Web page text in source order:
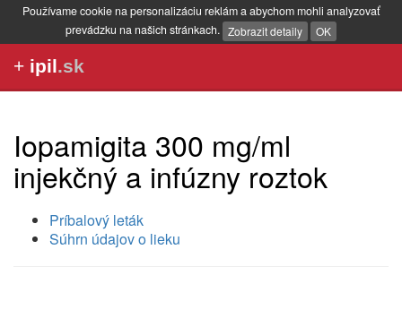
Používame cookie na personalizáciu reklám a abychom mohli analyzovať
prevádzku na našich stránkach. Zobrazit detaily OK
+ ipil.sk
Iopamigita 300 mg/ml
injekčný a infúzny roztok
Príbalový leták
Súhrn údajov o lieku